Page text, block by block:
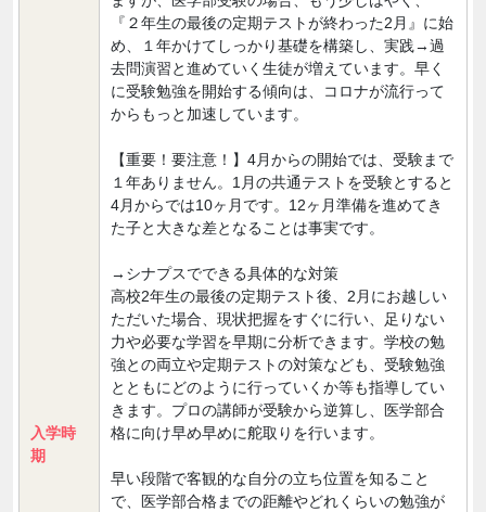
入学時
期
『２年生の最後の定期テストが終わった2月』に始
め、１年かけてしっかり基礎を構築し、実践→過
去問演習と進めていく生徒が増えています。早く
に受験勉強を開始する傾向は、コロナが流行って
からもっと加速しています。
【重要！要注意！】4月からの開始では、受験まで
１年ありません。1月の共通テストを受験とすると
4月からでは10ヶ月です。12ヶ月準備を進めてき
た子と大きな差となることは事実です。
→シナプスでできる具体的な対策
高校2年生の最後の定期テスト後、2月にお越しい
ただいた場合、現状把握をすぐに行い、足りない
力や必要な学習を早期に分析できます。学校の勉
強との両立や定期テストの対策なども、受験勉強
とともにどのように行っていくか等も指導してい
きます。プロの講師が受験から逆算し、医学部合
格に向け早め早めに舵取りを行います。
早い段階で客観的な自分の立ち位置を知ること
で、医学部合格までの距離やどれくらいの勉強が